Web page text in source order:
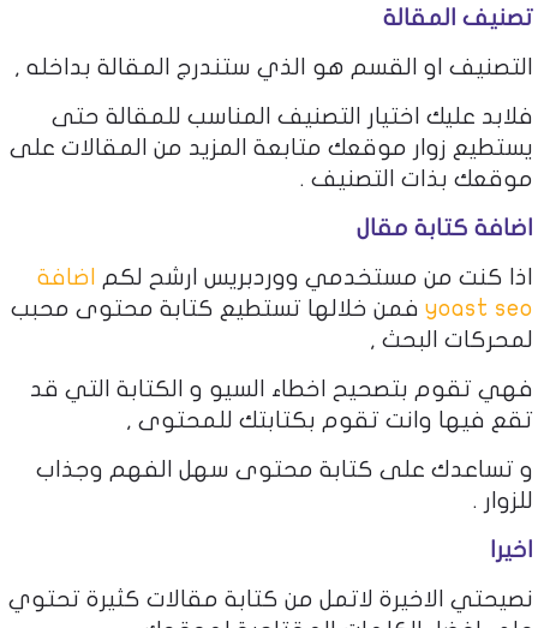
تصنيف المقالة
التصنيف او القسم هو الذي ستندرج المقالة بداخله ,
فلابد عليك اختيار التصنيف المناسب للمقالة حتى
يستطيع زوار موقعك متابعة المزيد من المقالات على
موقعك بذات التصنيف .
اضافة كتابة مقال
اذا كنت من مستخدمي ووردبريس ارشح لكم
اضافة
yoast seo فمن خلالها تستطيع كتابة محتوى محبب
لمحركات البحث ,
فهي تقوم بتصحيح اخطاء السيو و الكتابة التي قد
تقع فيها وانت تقوم بكتابتك للمحتوى ,
و تساعدك على كتابة محتوى سهل الفهم وجذاب
للزوار .
اخيرا
نصيحتي الاخيرة لاتمل من كتابة مقالات كثيرة تحتوي